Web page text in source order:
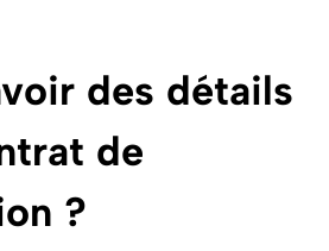
des détails
de
?